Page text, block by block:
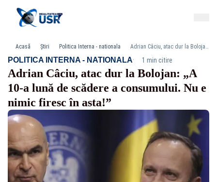
Acasă Știri Politica Interna - nationala Adrian Câciu, atac dur la Bolojan: „A 10-a lună de scădere a consumului. Nu e nimic firesc în asta!”
POLITICA INTERNA - NATIONALA· 1 min citire
Adrian Câciu, atac dur la Bolojan: „A
10-a lună de scădere a consumului. Nu e
nimic firesc în asta!”